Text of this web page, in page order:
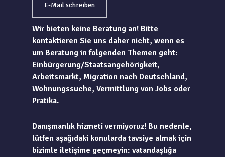
E-Mail schreiben
Wir bieten keine Beratung an! Bitte
kontaktieren Sie uns daher nicht, wenn es
um Beratung in folgenden Themen geht:
Einbürgerung/Staatsangehörigkeit,
Arbeitsmarkt, Migration nach Deutschland,
Wohnungssuche, Vermittlung von Jobs oder
Pratika.
Danışmanlık hizmeti vermiyoruz! Bu nedenle,
lütfen aşağıdaki konularda tavsiye almak için
bizimle iletişime geçmeyin: vatandaşlığa